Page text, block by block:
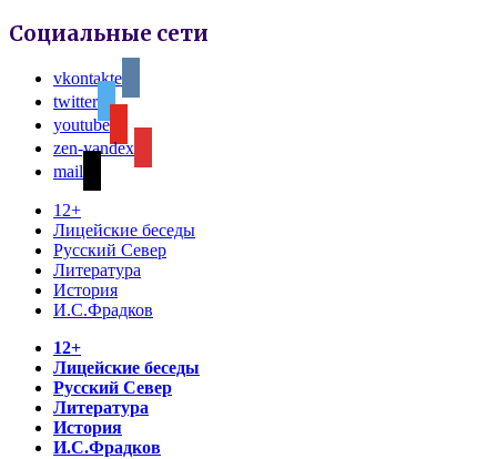
Социальные сети
vkontakte
twitter
youtube
zen-yandex
mail
12+
Лицейские беседы
Русский Север
Литература
История
И.С.Фрадков
12+
Лицейские беседы
Русский Север
Литература
История
И.С.Фрадков